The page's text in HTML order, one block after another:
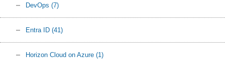
DevOps (7)
Entra ID (41)
Horizon Cloud on Azure (1)